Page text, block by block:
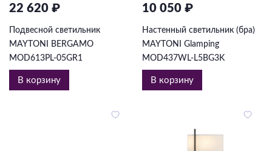
22 620 ₽
Подвесной светильник
MAYTONI BERGAMO
MOD613PL-05GR1
В корзину
10 050 ₽
Настенный светильник (бра)
MAYTONI Glamping
MOD437WL-L5BG3K
В корзину